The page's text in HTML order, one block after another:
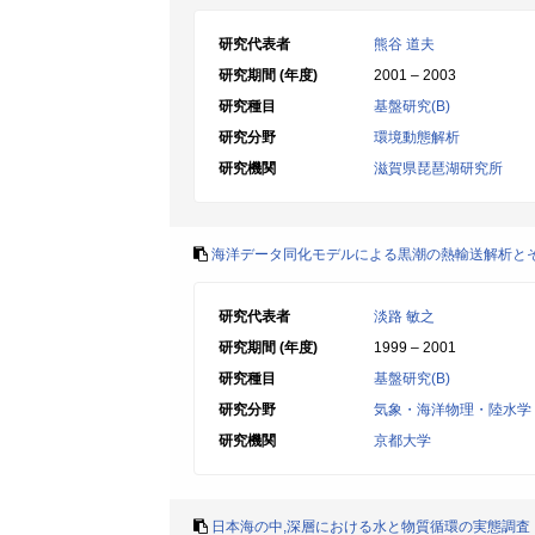
研究代表者
熊谷 道夫
研究期間 (年度)
2001 – 2003
研究種目
基盤研究(B)
研究分野
環境動態解析
研究機関
滋賀県琵琶湖研究所
海洋データ同化モデルによる黒潮の熱輸送解析と
研究代表者
淡路 敏之
研究期間 (年度)
1999 – 2001
研究種目
基盤研究(B)
研究分野
気象・海洋物理・陸水学
研究機関
京都大学
日本海の中,深層における水と物質循環の実態調査